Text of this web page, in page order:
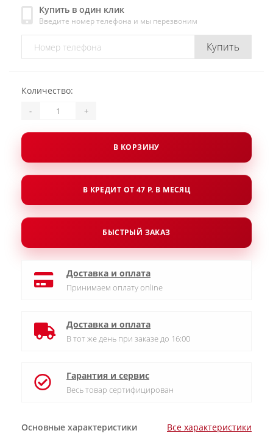
Купить в один клик
Введите номер телефона и мы перезвоним
Купить
Основные характеристики Все характеристики
Количество:
- +
В КОРЗИНУ
В КРЕДИТ ОТ 47 Р. В МЕСЯЦ
БЫСТРЫЙ ЗАКАЗ
Доставка и оплата
Принимаем оплату online
Доставка и оплата
В тот же день при заказе до 16:00
Гарантия и сервис
Весь товар сертифицирован